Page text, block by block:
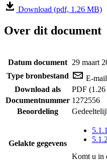
Download (pdf, 1.26 MB)
Over dit document
Datum document 29 maart
Type bronbestand
E-
Download als
PDF
Documentnummer 1272556
Beoordeling
Gelakte gegevens
Komt u in